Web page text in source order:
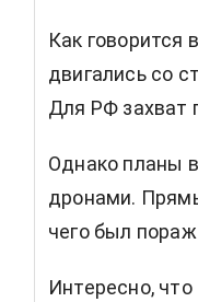
Как говорится
двигались со
Для РФ захват
Однако планы
дронами.
чего был
Интересно,